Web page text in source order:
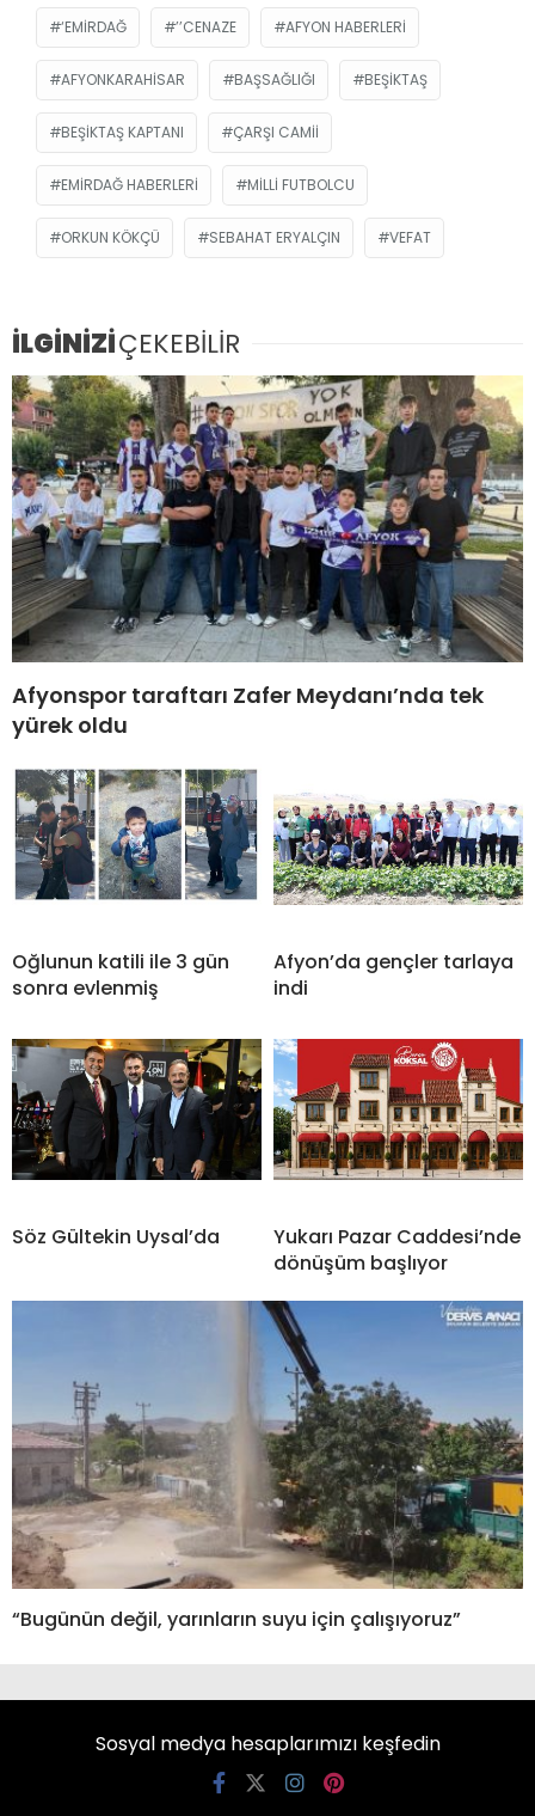
‘EMIRDAĞ ’’CENAZE AFYON HABERLERI
AFYONKARAHISAR BAŞSAĞLIĞI BEŞIKTAŞ
BEŞIKTAŞ KAPTANI ÇARŞI CAMII
EMIRDAĞ HABERLERI MILLI FUTBOLCU
ORKUN KÖKÇÜ SEBAHAT ERYALÇIN VEFAT
İLGİNİZİÇEKEBİLİR
Afyonspor taraftarı Zafer Meydanı’nda tek
yürek oldu
Oğlunun katili ile 3 gün
sonra evlenmiş
Afyon’da gençler tarlaya
indi
Söz Gültekin Uysal’da
Yukarı Pazar Caddesi’nde
dönüşüm başlıyor
“Bugünün değil, yarınların suyu için çalışıyoruz”
Sosyal medya hesaplarımızı keşfedin